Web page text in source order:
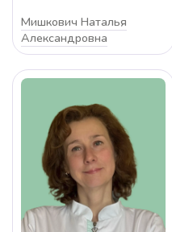
Мишкович Наталья
Александровна